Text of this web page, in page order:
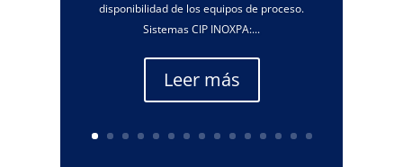
disponibilidad de los equipos de proceso.
Sistemas CIP INOXPA:...
Leer más